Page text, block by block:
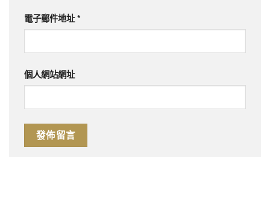
電子郵件地址*
個人網站網址